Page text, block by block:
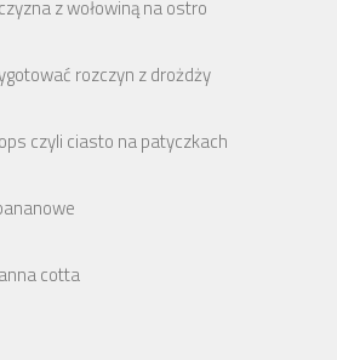
z wołowiną na ostro
rozczyn z drożdży
czyli ciasto na patyczkach
cotta